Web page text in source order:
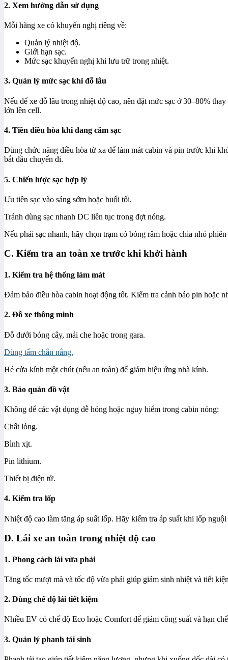
2. Xem hướng dẫn sử dụng
Mỗi hãng xe có khuyến nghị riêng về:
Quản lý nhiệt độ.
Giới hạn sạc.
Mức sạc khuyến nghị khi lưu trữ trong nhiệt.
3. Quản lý mức sạc khi đỗ lâu
Nếu để xe đỗ lâu trong nhiệt độ cao, nên đặt mức sạc ở 30–80%
lớn lên cell.
4. Tiền điều hòa khi đang cắm sạc
Dùng chức năng điều hòa từ xa để làm mát cabin và pin trước khi
bắt đầu chuyến đi.
5. Chiến lược sạc hợp lý
Ưu tiên sạc vào sáng sớm hoặc buổi tối.
Tránh dùng sạc nhanh DC liên tục trong đợt nóng.
Nếu phải sạc nhanh, hãy chọn trạm có bóng râm hoặc chia nhỏ phiên
C. Kiểm tra an toàn xe trước khi khởi hành
1. Kiểm tra hệ thống làm mát
Đảm bảo điều hòa cabin hoạt động tốt. Kiểm tra cảnh báo pin hoặc
2. Đỗ xe thông minh
Đỗ dưới bóng cây, mái che hoặc trong gara.
Dùng tấm chắn nắng.
Hé cửa kính một chút (nếu an toàn) để giảm hiệu ứng nhà kính.
3. Bảo quản đồ vật
Không để các vật dụng dễ hỏng hoặc nguy hiểm trong cabin nóng:
Chất lỏng.
Bình xịt.
Pin lithium.
Thiết bị điện tử.
4. Kiểm tra lốp
Nhiệt độ cao làm tăng áp suất lốp. Hãy kiểm tra áp suất khi lốp
D. Lái xe an toàn trong nhiệt độ cao
1. Phong cách lái vừa phải
Tăng tốc mượt mà và tốc độ vừa phải giúp giảm sinh nhiệt và tiết
2. Dùng chế độ lái tiết kiệm
Nhiều EV có chế độ Eco hoặc Comfort để giảm công suất và hạn
3. Quản lý phanh tái sinh